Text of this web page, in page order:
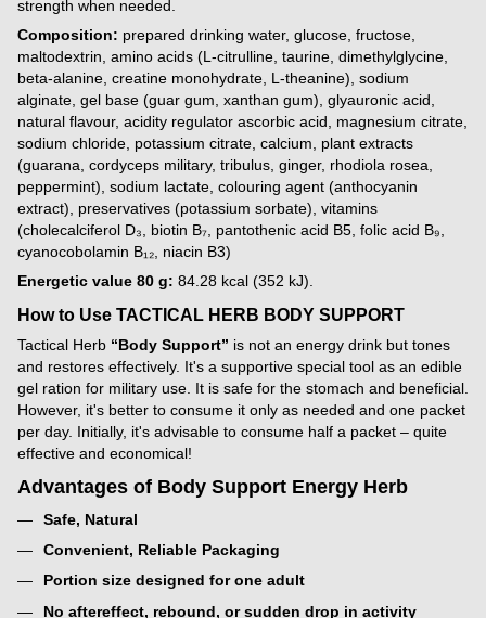
strength when needed.
Composition: prepared drinking water, glucose, fructose,
maltodextrin, amino acids (L-citrulline, taurine, dimethylglycine,
beta-alanine, creatine monohydrate, L-theanine), sodium
alginate, gel base (guar gum, xanthan gum), glyauronic acid,
natural flavour, acidity regulator ascorbic acid, magnesium citrate,
sodium chloride, potassium citrate, calcium, plant extracts
(guarana, cordyceps military, tribulus, ginger, rhodiola rosea,
peppermint), sodium lactate, colouring agent (anthocyanin
extract), preservatives (potassium sorbate), vitamins
(cholecalciferol D₃, biotin B₇, pantothenic acid B5, folic acid B₉,
cyanocobolamin B₁₂, niacin B3)
Energetic value 80 g: 84.28 kcal (352 kJ).
How to Use TACTICAL HERB BODY SUPPORT
Tactical Herb “Body Support” is not an energy drink but tones
and restores effectively. It's a supportive special tool as an edible
gel ration for military use. It is safe for the stomach and beneficial.
However, it's better to consume it only as needed and one packet
per day. Initially, it's advisable to consume half a packet – quite
effective and economical!
Advantages of Body Support Energy Herb
Safe, Natural
Convenient, Reliable Packaging
Portion size designed for one adult
No aftereffect, rebound, or sudden drop in activity